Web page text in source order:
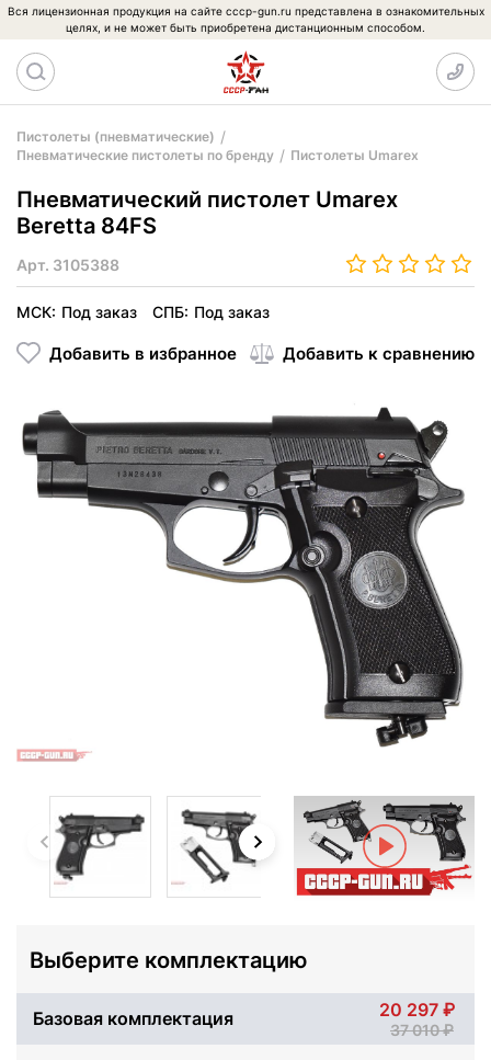
Вся лицензионная продукция на сайте cccp-gun.ru представлена в ознакомительных
целях, и не может быть приобретена дистанционным способом.
Пистолеты (пневматические)
Пневматические пистолеты по бренду
Пистолеты Umarex
Пневматический пистолет Umarex
Beretta 84FS
Арт. 3105388
МСК: Под заказ СПБ: Под заказ
Добавить в избранное Добавить к сравнению
Выберите комплектацию
Базовая комплектация 20 297
37 010